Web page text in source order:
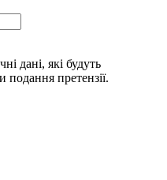
дані, які будуть
подання претензії.